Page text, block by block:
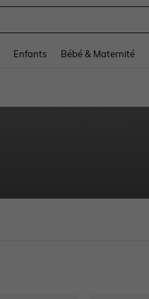
Enfants Bébé & Maternité